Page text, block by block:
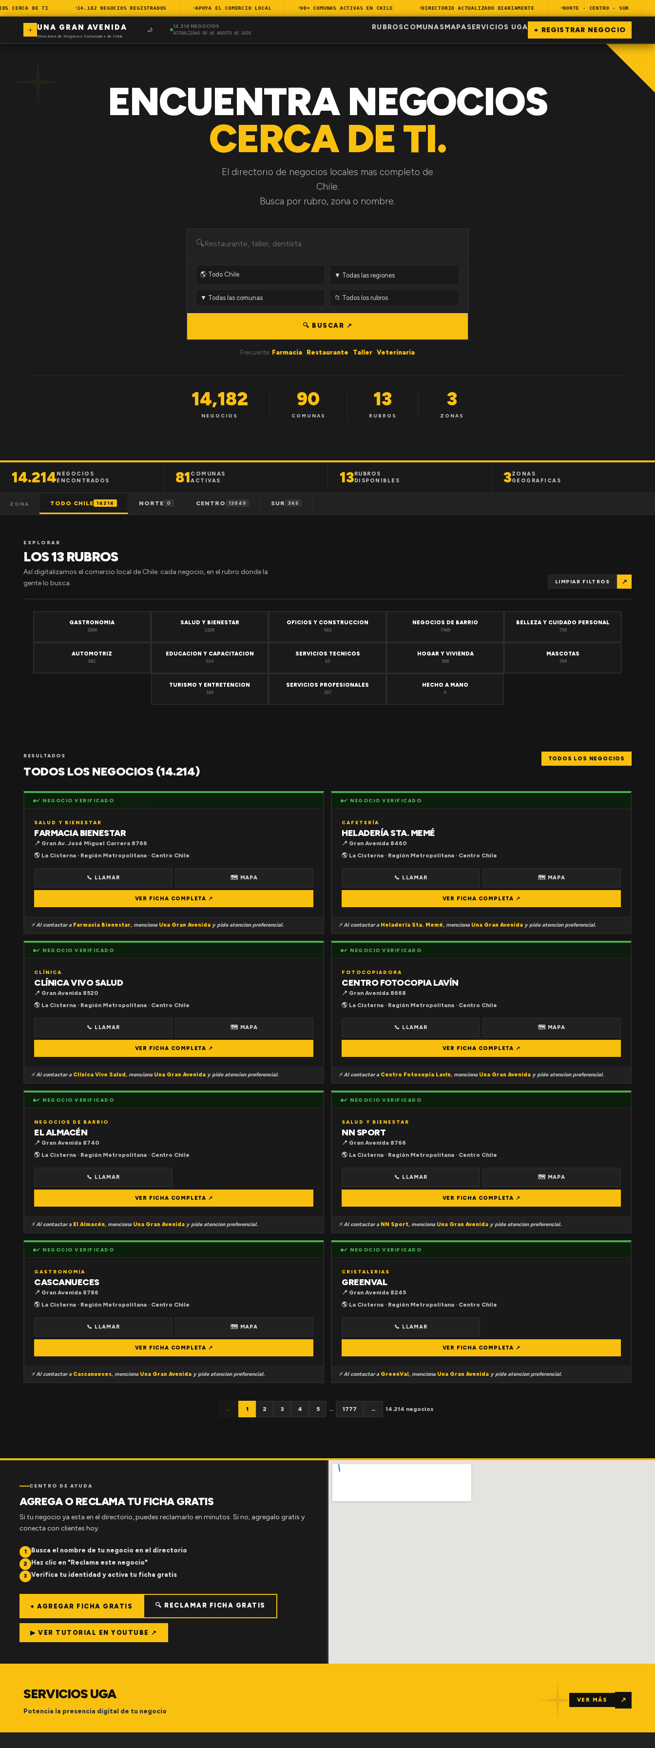
CERCA DE TI 14.182 NEGOCIOS REGISTRADOS APOYA EL COMERCIO LOCAL 90+ COMUNAS ACTIVAS EN CHILE DIRECTORIO ACTUALIZADO DIARIAMENTE NORTE · CENTRO · SUR
UNA GRAN AVENIDA
Directorio de Negocios Comunales de Chile
🌙
14.214 NEGOCIOS
ACTUALIZADO 08 DE AGOSTO DE 2026
RUBROSCOMUNASMAPASERVICIOS UGA + REGISTRAR NEGOCIO
ENCUENTRA NEGOCIOS
CERCA DE TI.
El directorio de negocios locales mas completo de
Chile.
Busca por rubro, zona o nombre.
🔍
🔍 BUSCAR ↗
Frecuente: Farmacia · Restaurante · Taller · Veterinaria
14,182
NEGOCIOS
90
COMUNAS
13
RUBROS
3
ZONAS
14.214NEGOCIOS
ENCONTRADOS
81COMUNAS
ACTIVAS
13RUBROS
DISPONIBLES
3ZONAS
GEOGRAFICAS
ZONA TODO CHILE 14214 NORTE 0 CENTRO 13849 SUR 365
EXPLORAR
LOS 13 RUBROS
Así digitalizamos el comercio local de Chile: cada negocio, en el rubro donde la
gente lo busca.
LIMPIAR FILTROS ↗
GASTRONOMIA
1508
SALUD Y BIENESTAR
1320
OFICIOS Y CONSTRUCCION
503
NEGOCIOS DE BARRIO
7409
BELLEZA Y CUIDADO PERSONAL
759
AUTOMOTRIZ
882
EDUCACION Y CAPACITACION
514
SERVICIOS TECNICOS
63
HOGAR Y VIVIENDA
308
MASCOTAS
394
TURISMO Y ENTRETENCION
165
SERVICIOS PROFESIONALES
357
HECHO A MANO
0
RESULTADOS
TODOS LOS NEGOCIOS (14.214)
TODOS LOS NEGOCIOS
✔ NEGOCIO VERIFICADO
SALUD Y BIENESTAR
FARMACIA BIENESTAR
📍 Gran Av. José Miguel Carrera 8766
🌎 La Cisterna · Región Metropolitana · Centro Chile
📞 LLAMAR 🗺 MAPA
VER FICHA COMPLETA ↗
⚡ Al contactar a Farmacia Bienestar, menciona Una Gran Avenida y pide atencion preferencial.
✔ NEGOCIO VERIFICADO
CAFETERÍA
HELADERÍA STA. MEMÉ
📍 Gran Avenida 8460
🌎 La Cisterna · Región Metropolitana · Centro Chile
📞 LLAMAR 🗺 MAPA
VER FICHA COMPLETA ↗
⚡ Al contactar a Heladería Sta. Memé, menciona Una Gran Avenida y pide atencion preferencial.
✔ NEGOCIO VERIFICADO
CLÍNICA
CLÍNICA VIVO SALUD
📍 Gran Avenida 8520
🌎 La Cisterna · Región Metropolitana · Centro Chile
📞 LLAMAR 🗺 MAPA
VER FICHA COMPLETA ↗
⚡ Al contactar a Clínica Vivo Salud, menciona Una Gran Avenida y pide atencion preferencial.
✔ NEGOCIO VERIFICADO
FOTOCOPIADORA
CENTRO FOTOCOPIA LAVÍN
📍 Gran Avenida 8668
🌎 La Cisterna · Región Metropolitana · Centro Chile
📞 LLAMAR 🗺 MAPA
VER FICHA COMPLETA ↗
⚡ Al contactar a Centro Fotocopia Lavín, menciona Una Gran Avenida y pide atencion preferencial.
✔ NEGOCIO VERIFICADO
NEGOCIOS DE BARRIO
EL ALMACÉN
📍 Gran Avenida 8740
🌎 La Cisterna · Región Metropolitana · Centro Chile
📞 LLAMAR
VER FICHA COMPLETA ↗
⚡ Al contactar a El Almacén, menciona Una Gran Avenida y pide atencion preferencial.
✔ NEGOCIO VERIFICADO
SALUD Y BIENESTAR
NN SPORT
📍 Gran Avenida 8766
🌎 La Cisterna · Región Metropolitana · Centro Chile
📞 LLAMAR 🗺 MAPA
VER FICHA COMPLETA ↗
⚡ Al contactar a NN Sport, menciona Una Gran Avenida y pide atencion preferencial.
✔ NEGOCIO VERIFICADO
GASTRONOMIA
CASCANUECES
📍 Gran Avenida 8786
🌎 La Cisterna · Región Metropolitana · Centro Chile
📞 LLAMAR 🗺 MAPA
VER FICHA COMPLETA ↗
⚡ Al contactar a Cascanueces, menciona Una Gran Avenida y pide atencion preferencial.
✔ NEGOCIO VERIFICADO
CRISTALERIAS
GREENVAL
📍 Gran Avenida 8245
🌎 La Cisterna · Región Metropolitana · Centro Chile
📞 LLAMAR
VER FICHA COMPLETA ↗
⚡ Al contactar a GreenVal, menciona Una Gran Avenida y pide atencion preferencial.
← 1 2 3 4 5 ... 1777 → 14.214 negocios
CENTRO DE AYUDA
AGREGA O RECLAMA TU FICHA GRATIS
Si tu negocio ya esta en el directorio, puedes reclamarlo en minutos. Si no, agregalo gratis y
conecta con clientes hoy.
1 Busca el nombre de tu negocio en el directorio
2 Haz clic en "Reclama este negocio"
3 Verifica tu identidad y activa tu ficha gratis
+ AGREGAR FICHA GRATIS 🔍 RECLAMAR FICHA GRATIS
▶ VER TUTORIAL EN YOUTUBE ↗
SERVICIOS UGA
Potencia la presencia digital de tu negocio
VER MÁS ↗